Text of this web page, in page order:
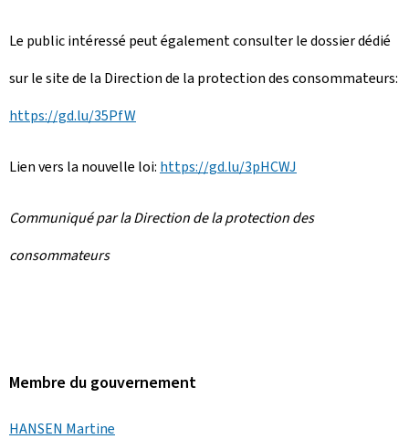
Le public intéressé peut également consulter le dossier dédié
sur le site de la Direction de la protection des consommateurs:
https://gd.lu/35PfW
Lien vers la nouvelle loi: https://gd.lu/3pHCWJ
Communiqué par la Direction de la protection des
consommateurs
Membre du gouvernement
HANSEN Martine